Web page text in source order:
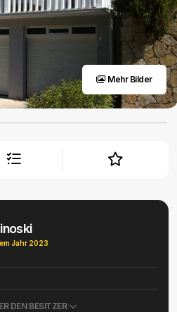
Mehr Bilder
Jahr 2023
DEN BESITZER